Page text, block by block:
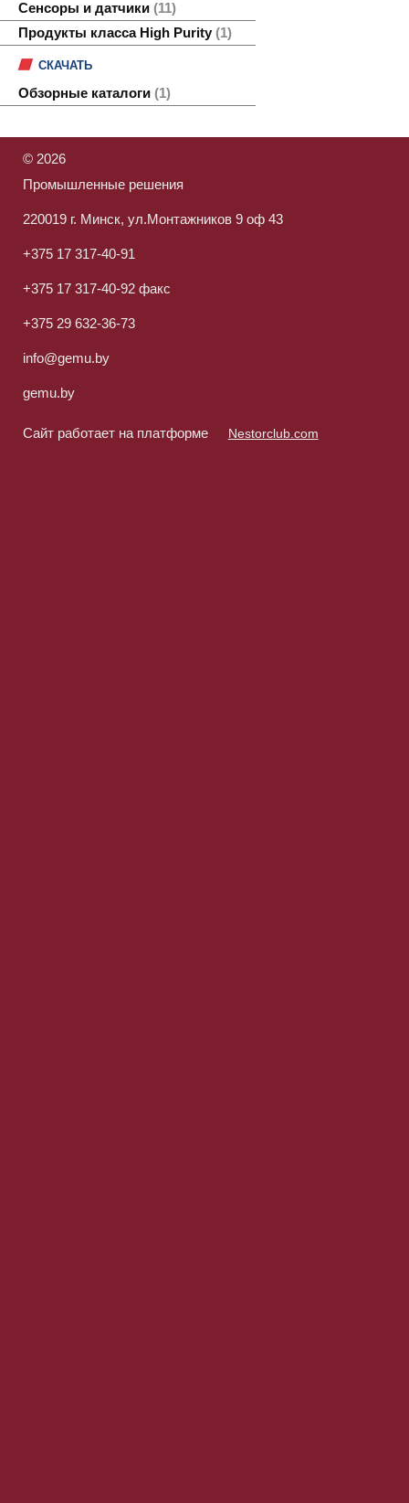
Сенсоры и датчики
11
Продукты класса High Purity
1
СКАЧАТЬ
Обзорные каталоги 1
© 2026
Промышленные решения
220019 г. Минск, ул.Монтажников 9 оф 43
+375 17 317-40-91
+375 17 317-40-92 факс
+375 29 632-36-73
info@gemu.by
gemu.by
Сайт работает на платформе Nestorclub.com